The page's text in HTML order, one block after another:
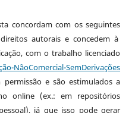
concordam com os seguintes
autorais e concedem à
com o trabalho licenciado
NãoComercial-SemDerivações
e são estimulados a
online (ex.: em repositórios
já que isso pode gerar